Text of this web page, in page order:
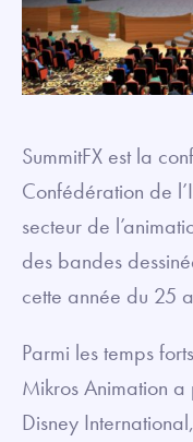
SummitFX est la
Confédération de
secteur de
des bandes
cette année du 25
Parmi les temps
Mikros Animation
Disney